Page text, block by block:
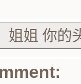
姐姐 你的